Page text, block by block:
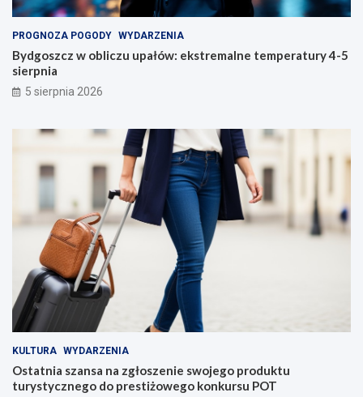
PROGNOZA POGODY WYDARZENIA
Bydgoszcz w obliczu upałów: ekstremalne temperatury 4-5
sierpnia
5 sierpnia 2026
KULTURA WYDARZENIA
Ostatnia szansa na zgłoszenie swojego produktu
turystycznego do prestiżowego konkursu POT